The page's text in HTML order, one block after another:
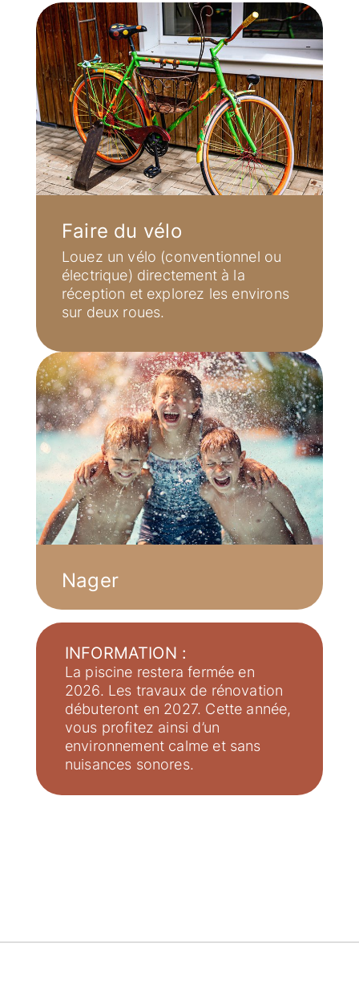
Faire du vélo
Louez un vélo (conventionnel ou
électrique) directement à la
réception et explorez les environs
sur deux roues.
Nager
INFORMATION :
La piscine restera fermée en
2026. Les travaux de rénovation
débuteront en 2027. Cette année,
vous profitez ainsi d’un
environnement calme et sans
nuisances sonores.